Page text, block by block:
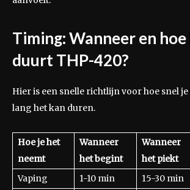
Timing: Wanneer en hoe
duurt THP-420?
Hier is een snelle richtlijn voor hoe snel
lang het kan duren.
Hoe je het
neemt
Wanneer
het begint
Wanneer
het piekt
Vaping
1-10 min 15-30 min